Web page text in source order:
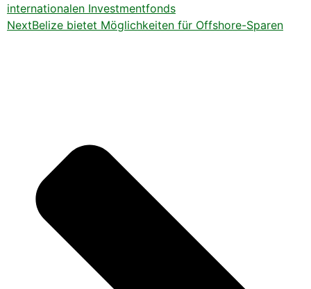
internationalen Investmentfonds
NextBelize bietet Möglichkeiten für Offshore-Sparen